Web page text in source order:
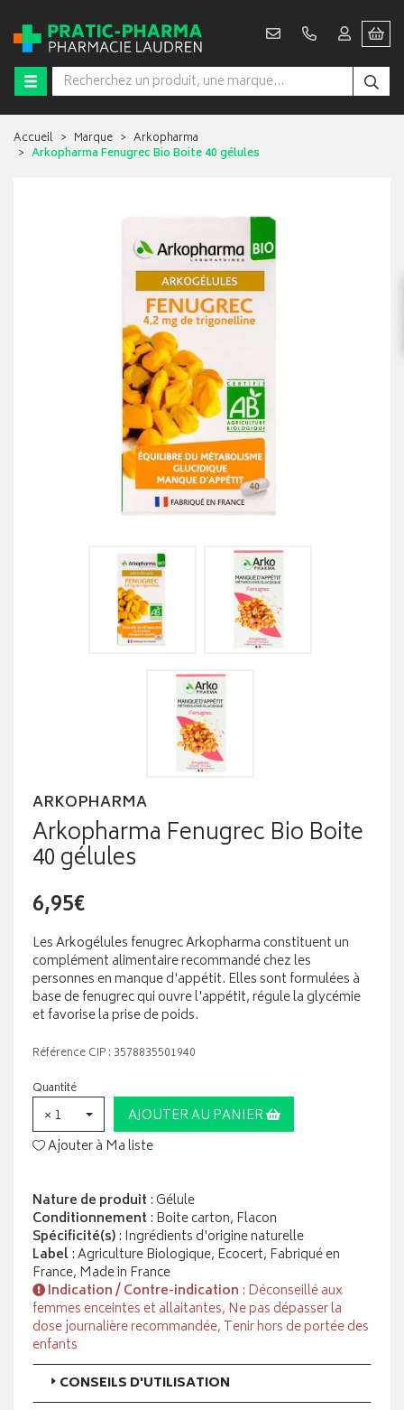
Accueil Marque
Arkopharma
Arkopharma Fenugrec Bio Boite 40 gélules
ARKOPHARMA
Arkopharma Fenugrec Bio Boite
40 gélules
6,95€
Les Arkogélules fenugrec Arkopharma constituent un
complément alimentaire recommandé chez les
personnes en manque d'appétit. Elles sont formulées à
base de fenugrec qui ouvre l'appétit, régule la glycémie
et favorise la prise de poids.
Référence CIP : 3578835501940
Quantité
× 1
AJOUTER AU PANIER
Ajouter à Ma liste
Nature de produit : Gélule
Conditionnement : Boite carton, Flacon
Spécificité(s): Ingrédients d'origine naturelle
Label: Agriculture Biologique, Ecocert, Fabriqué en
France, Made in France
Indication / Contre-indication : Déconseillé aux
femmes enceintes et allaitantes, Ne pas dépasser la
dose journalière recommandée, Tenir hors de portée des
enfants
CONSEILS D'UTILISATION